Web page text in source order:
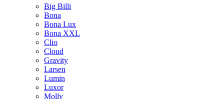
Big Billi
Bona
Bona Lux
Bona XXL
Clio
Cloud
Gravity
Larsen
Lumin
Luxor
Molly